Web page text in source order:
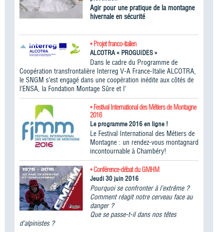
Agir pour une pratique de la montagne
hivernale en sécurité
• Projet franco-italien
ALCOTRA « PROGUIDES »
Dans le cadre du Programme de
Coopération transfrontalière Interreg V-A France-Italie ALCOTRA,
le SNGM s’est engagé dans une coopération inédite aux côtés de
l’ENSA, la Fondation Montage Sûre et l’
• Festival International des Métiers de Montagne
2016
Le programme 2016 en ligne !
Le Festival International des Métiers de
Montagne : un rendez-vous montagnard
incontournable à Chambéry!
• Conférence-débat du GMHM
Jeudi 30 juin 2016
Pourquoi se confronter à l’extrême ?
Comment réagit notre cerveau face au
danger ?
Que se passe-t-il dans nos têtes
d’alpinistes ?